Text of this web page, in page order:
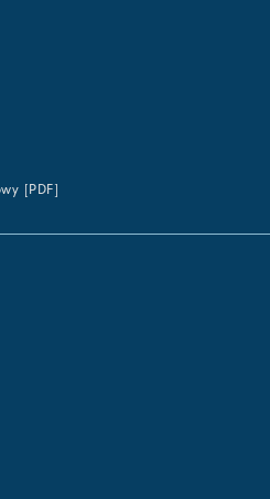
[PDF]